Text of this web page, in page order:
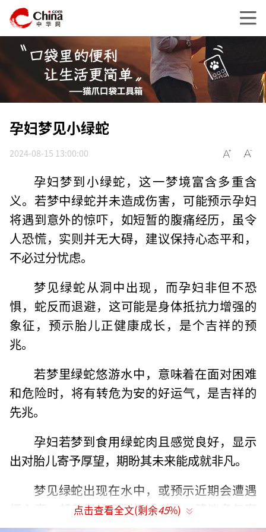
孕妇梦见小绿蛇
2024-08-15 13:00:00
孕妇梦到小绿蛇，这一梦境富含多重含
义。若梦中绿蛇并未造成伤害，可能预示孕妇
将遇到意外的惊吓，如短暂的腹痛经历，虽令
人恐慌，实则并无大碍，建议保持心态平和，
不必过分忧虑。
梦见绿蛇从洞中出现，而孕妇非但不恐
惧，蛇反而退避，这可能是身体抵抗力增强的
象征，预示胎儿正健康成长，是个吉祥的预
兆。
若梦里绿蛇悠游水中，意味着在面对困难
和危险时，将有转危为安的好运气，是吉祥的
先兆。
孕妇若梦到食用绿蛇肉且感觉良好，显示
出对胎儿寄予厚望，期盼其未来能成就非凡。
梦见绿蛇出现在水中，或预示近期会遭遇
烦心事，却苦于找不到倾诉对象，建议多与家
人朋友交流分享，以缓解情绪。
点击查看全文(剩余45%)